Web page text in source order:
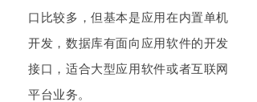
口比较多，但基本是应用在内置单机
开发，数据库有面向应用软件的开发
接口，适合大型应用软件或者互联网
平台业务。